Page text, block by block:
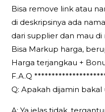
Bisa remove link atau
di deskripsinya ada
dari supplier dan mau di
Bisa Markup harga,
Harga terjangkau +
F.A.Q
Q: Apakah dijamin bakal
A: Ya jelas tidak,